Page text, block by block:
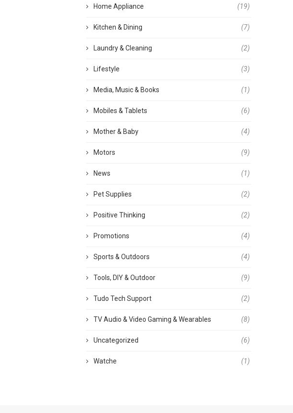
Home Appliance (19)
Kitchen & Dining (7)
Laundry & Cleaning (2)
Lifestyle (3)
Media, Music & Books (1)
Mobiles & Tablets (6)
Mother & Baby (4)
Motors (9)
News (1)
Pet Supplies (2)
Positive Thinking (2)
Promotions (4)
Sports & Outdoors (4)
Tools, DIY & Outdoor (9)
Tudo Tech Support (2)
TV Audio & Video Gaming & Wearables (8)
Uncategorized (6)
Watche (1)